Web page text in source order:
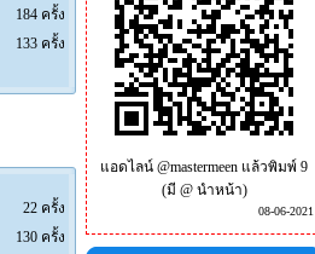
184 ครั้ง
133 ครั้ง
22 ครั้ง
130 ครั้ง
แอดไลน์ @mastermeen แล้วพิมพ์ 9
(มี @ นำหน้า)
08-06-2021